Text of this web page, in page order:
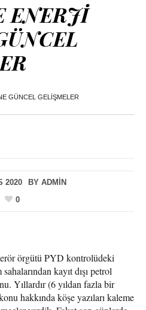
ENERJİ
GÜNCEL GELİŞMELER
2020 BY ADMIN
0
örgütü PYD kontrolüdeki
kayıt dışı petrol
Yıllardır (6 yıldan fazla bir
hakkında köşe yazıları kaleme